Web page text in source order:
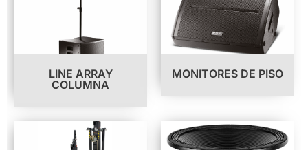
LINE ARRAY
COLUMNA
MONITORES DE PISO